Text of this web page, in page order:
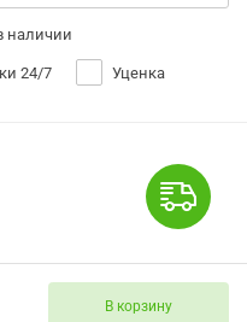
наличии
24/7 Уценка
В корзину